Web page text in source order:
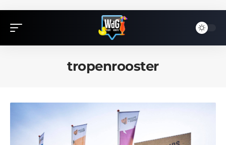
tropenrooster